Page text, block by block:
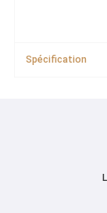
Spécification